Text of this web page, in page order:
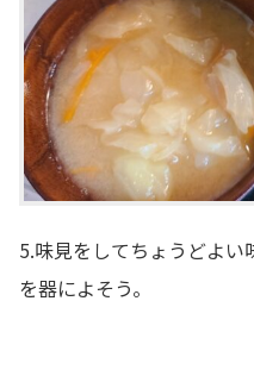
5.味見をしてちょうどよ
を器によそう。